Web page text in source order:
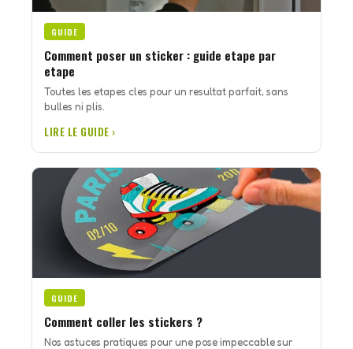
GUIDE
Comment poser un sticker : guide etape par
etape
Toutes les etapes cles pour un resultat parfait, sans
bulles ni plis.
LIRE LE GUIDE ›
GUIDE
Comment coller les stickers ?
Nos astuces pratiques pour une pose impeccable sur